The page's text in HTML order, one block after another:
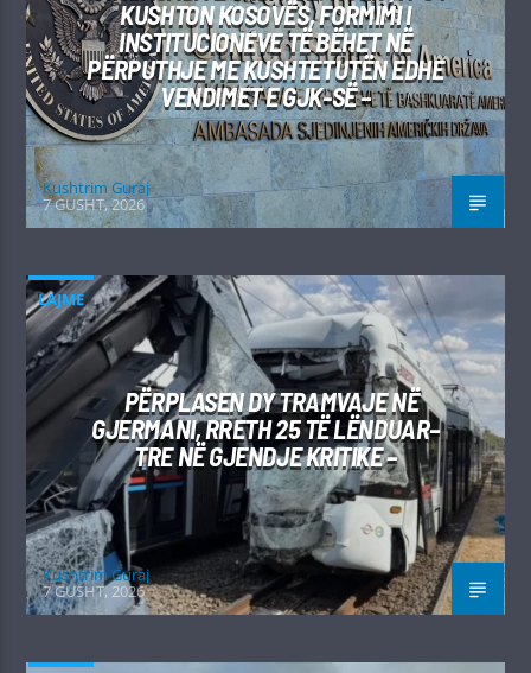
KUSHTON KOSOVËS, FORMIMI I
INSTITUCIONEVE TË BËHET NË
PËRPUTHJE ME KUSHTETUTËN EDHE
VENDIMET E GJK-SË –
Kushtrim Guraj
7 GUSHT, 2026
LAJME
PËRPLASEN DY TRAMVAJE NË
GJERMANI, RRETH 25 TË LËNDUAR–
TRE NË GJENDJE KRITIKE –
Kushtrim Guraj
7 GUSHT, 2026